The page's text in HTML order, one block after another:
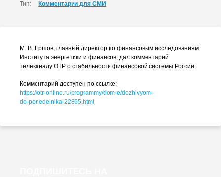
Тип: Комментарии для СМИ
М. В. Ершов, главный директор по финансовым исследованиям
Института энергетики и финансов, дал комментарий
телеканалу ОТР о стабильности финансовой системы России.
Комментарий доступен по ссылке:
https://otr-online.ru/programmy/dom-e/dozhivyom-
do-ponedelnika-22865.html